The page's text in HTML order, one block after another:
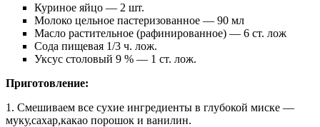
Куриное яйцо — 2 шт.
Молоко цельное пастеризованное — 90 мл
Масло растительное (рафинированное) — 6 ст. лож
Сода пищевая 1/3 ч. лож.
Уксус столовый 9 % — 1 ст. лож.
Приготовление:
1. Смешиваем все сухие ингредиенты в глубокой миске —
муку,сахар,какао порошок и ванилин.